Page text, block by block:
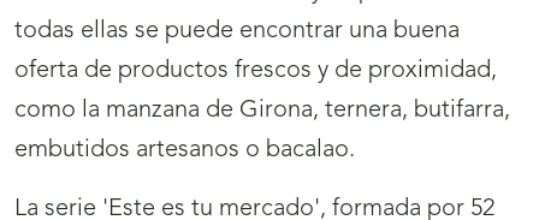
todas ellas se puede encontrar una buena
oferta de productos frescos y de proximidad,
como la manzana de Girona, ternera, butifarra,
embutidos artesanos o bacalao.
La serie 'Este es tu mercado', formada por 52